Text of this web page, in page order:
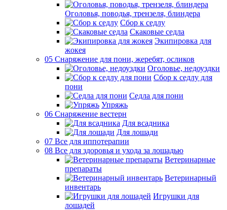
Оголовья, поводья, трензеля, блиндера
Сбор к седлу
Скаковые седла
Экипировка для
жокея
05 Снаряжение для пони, жеребят, осликов
Оголовье, недоуздки
Сбор к седлу для
пони
Седла для пони
Упряжь
06 Снаряжение вестерн
Для всадника
Для лошади
07 Все для иппотерапии
08 Все для здоровья и ухода за лошадью
Ветеринарные
препараты
Ветеринарный
инвентарь
Игрушки для
лошадей